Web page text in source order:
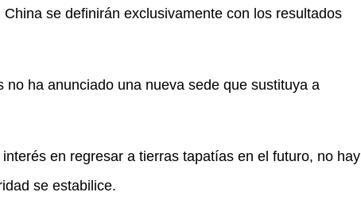
se definirán exclusivamente con los resultados
no ha anunciado una nueva sede que sustituya a
en regresar a tierras tapatías en el futuro, no hay
se estabilice.